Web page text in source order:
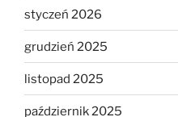
styczeń 2026
grudzień 2025
listopad 2025
październik 2025